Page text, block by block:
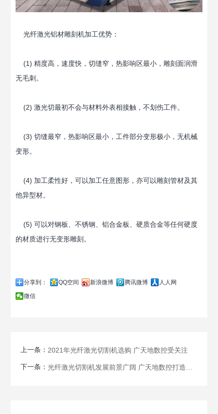
光纤激光铝材雕刻机加工优势：
(1) 精度高，速度快，切缝窄，热影响区最小，雕刻面润滑
无毛刺。
(2) 激光切最初不会与材料外表相接触，不划伤工件。
(3) 切缝最窄，热影响区最小，工件部分变形极小，无机械
变形。
(4) 加工柔性好，可以加工任意图形，亦可以雕刻管材及其
他异型材。
(5) 可以对钢板、不锈钢、铝合金板、硬质合金等任何硬度
的材质进行无变形雕刻。
分享到： QQ空间 新浪微博 腾讯微博
人人网
微信
上一条： 2021年光纤激光切割机选购 广天地数控受关注
下一条： 光纤激光切割机发展前景广阔 广天地数控打造高性价比设备